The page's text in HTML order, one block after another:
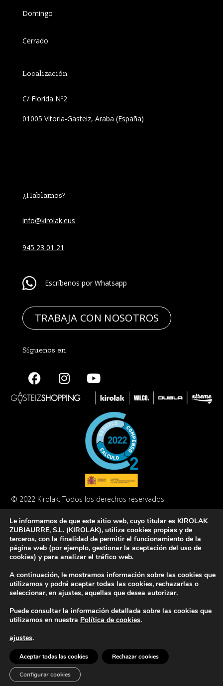
Domingo
Cerrado
Localización
C/ Florida Nº2
01005 Vitoria-Gasteiz, Araba (España)
¿Hablamos?
info@kirolak.eus
945 23 01 21
Escríbenos por Whatsapp
TRABAJA CON NOSOTROS
Síguenos en
© 2022 Kirolak. Todos los derechos reservados
Europar Batasunak finantzatua – NextGeneration EU
Le informamos de que este sitio web, cuyo titular es KIROLAK
ZUBIAURRE, S.L. (KIROLAK), utiliza cookies propias y de
terceros, con la finalidad de permitir el funcionamiento de la
página web (por ejemplo, gestionar la aceptación del uso de
cookies) y para analizar el tráfico web.
A continuación, le mostramos información sobre las cookies que
utilizamos y podrá aceptar todas las cookies, rechazarlas o
seleccionar, en ajustes, aquellas que desea autorizar.
Puede consultar la información detallada sobre las cookies que
utilizamos en nuestra Política de cookies.
ajustes.
Aceptar todas las cookies Rechazar cookies
Configurar cookies